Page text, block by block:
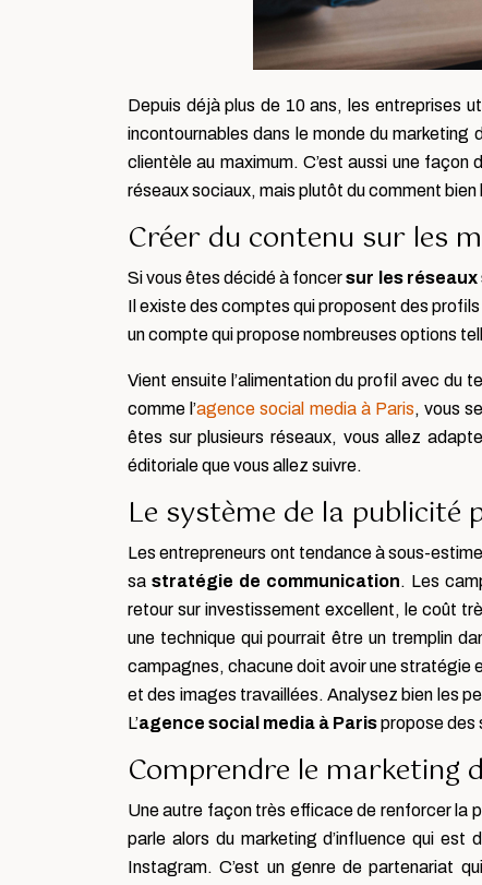
Depuis déjà plus de 10 ans, les entreprises
incontournables dans le monde du
clientèle au maximum. C’est aussi une
réseaux sociaux, mais plutôt du comment
Créer du contenu sur les
Si vous êtes décidé à foncersur les réseaux
Il existe des comptes qui proposent des
un compte qui propose nombreuses options
Vient ensuite l’alimentation du profil avec du
comme l’agence social media à Paris, vous
êtes sur plusieurs réseaux, vous allez
éditoriale que vous allez suivre.
Le système de la
Les entrepreneurs ont tendance à sous-
sa stratégie de communication. Les
retour sur investissement excellent, le coût
une technique qui pourrait être un tremplin
campagnes, chacune doit avoir une stratégie
et des images travaillées. Analysez bien les
L’agence social media à Parispropose des
Comprendre le marketing
Une autre façon très efficace de renforcer la
parle alors du marketing d’influence qui est
Instagram. C’est un genre de partenariat